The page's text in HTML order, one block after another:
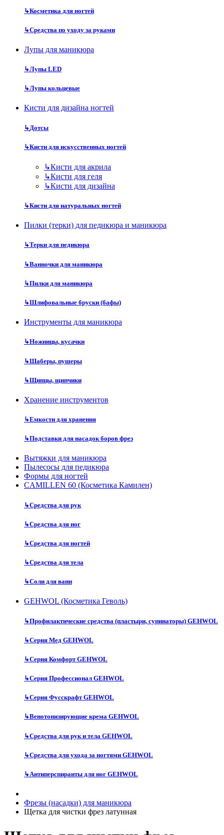
↳Косметика для ногтей
↳Средства по уходу за руками
Лупы для маникюра
↳Лупы LED
↳Лупы кольцевые
Кисти для дизайна ногтей
↳Дотсы
↳Кисти для искусственных ногтей
↳Кисти для акрила
↳Кисти для геля
↳Кисти для дизайна
↳Кисти для натуральных ногтей
Пилки (терки) для педикюра и маникюра
↳Терки для педикюра
↳Ванночки для маникюра
↳Пилки для маникюра
↳Шлифовальные бруски (бафы)
Инструменты для маникюра
↳Ножницы, кусачки
↳Шаберы, пушеры
↳Щипцы, щипчики
Хранение инструментов
↳Емкости для хранения
↳Подставки для насадок боров фрез
Вытяжки для маникюра
Пылесосы для педикюра
Формы для ногтей
CAMILLEN 60 (Косметика Камилен)
↳Средства для рук
↳Средства для ног
↳Средства для ногтей
↳Средства для тела
↳Соли для ванн
GEHWOL (Косметика Геволь)
↳Профилактические средства (пластыри, супинаторы) GEHWOL
↳Серия Мед GEHWOL
↳Серия Комфорт GEHWOL
↳Серия Профессионал GEHWOL
↳Серия Фусскрафт GEHWOL
↳Венотонизирующие крема GEHWOL
↳Средства для рук и тела GEHWOL
↳Средства для ухода за ногтями GEHWOL
↳Антиперспиранты для ног GEHWOL
Фрезы (насадки) для маникюра
Щетка для чистки фрез латунная